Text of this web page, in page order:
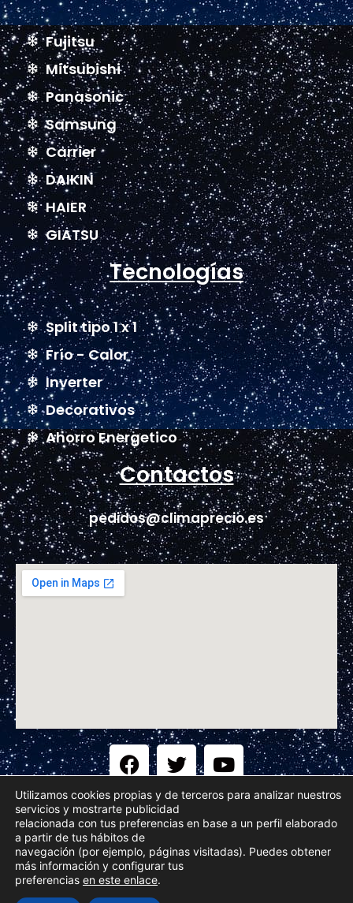
Fujitsu
Mitsubishi
Panasonic
Samsung
Carrier
DAIKIN
HAIER
GIATSU
Tecnologías
Split tipo 1 x 1
Frío - Calor
Inverter
Decorativos
Ahorro Energetico
Contactos
pedidos@climaprecio.es
Política de Privacidad
Utilizamos cookies propias y de terceros para analizar nuestros
servicios y mostrarte publicidad
relacionada con tus preferencias en base a un perfil elaborado
a partir de tus hábitos de
navegación (por ejemplo, páginas visitadas). Puedes obtener
más información y configurar tus
preferencias en este enlace.